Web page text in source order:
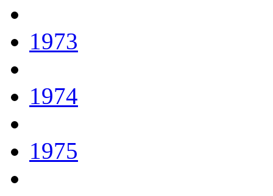
1973
1974
1975